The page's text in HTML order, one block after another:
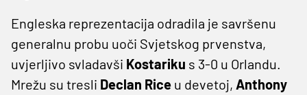
Engleska reprezentacija odradila je savršenu
generalnu probu uoči Svjetskog prvenstva,
uvjerljivo svladavši Kostariku s 3-0 u Orlandu.
Mrežu su tresli Declan Rice u devetoj, Anthony